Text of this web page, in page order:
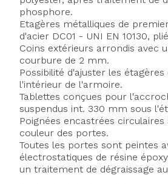
phosphore.
Etagères métalliques de
d'acier DC01 - UNI EN 10130,
Coins extérieurs arrondis avec
courbure de 2 mm.
Possibilité d'ajuster les
l'intérieur de l'armoire.
Tablettes conçues pour
suspendus int. 330 mm sous
Poignées encastrées circulaires
couleur des portes.
Toutes les portes sont peintes
électrostatiques de résine
un traitement de dégraissage